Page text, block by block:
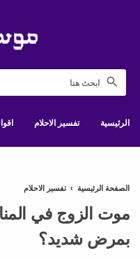
الرئيسية تفسير الاحلام
الصفحة الرئيسية ›تفسير الاحلام
موت الزوج في
بمرض شديد؟